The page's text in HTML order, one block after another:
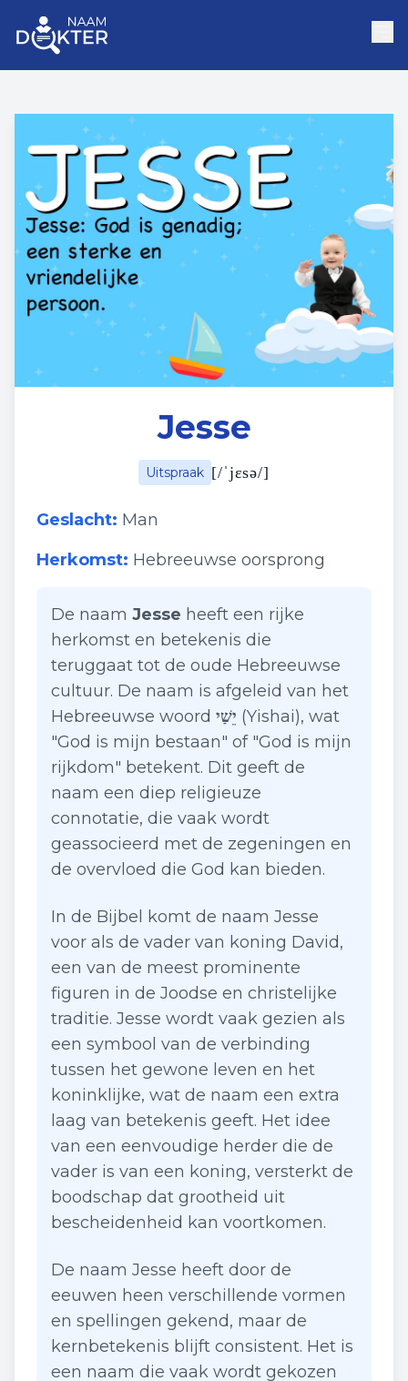
Jesse
Uitspraak [/ˈjɛsə/]
Geslacht: Man
Herkomst: Hebreeuwse oorsprong
De naam Jesse heeft een rijke
herkomst en betekenis die
teruggaat tot de oude Hebreeuwse
cultuur. De naam is afgeleid van het
Hebreeuwse woord יֵשַׁי (Yishai), wat
"God is mijn bestaan" of "God is mijn
rijkdom" betekent. Dit geeft de
naam een diep religieuze
connotatie, die vaak wordt
geassocieerd met de zegeningen en
de overvloed die God kan bieden.
In de Bijbel komt de naam Jesse
voor als de vader van koning David,
een van de meest prominente
figuren in de Joodse en christelijke
traditie. Jesse wordt vaak gezien als
een symbool van de verbinding
tussen het gewone leven en het
koninklijke, wat de naam een extra
laag van betekenis geeft. Het idee
van een eenvoudige herder die de
vader is van een koning, versterkt de
boodschap dat grootheid uit
bescheidenheid kan voortkomen.
De naam Jesse heeft door de
eeuwen heen verschillende vormen
en spellingen gekend, maar de
kernbetekenis blijft consistent. Het is
een naam die vaak wordt gekozen